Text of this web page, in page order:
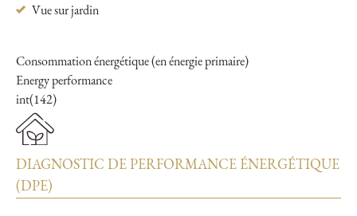
Vue sur jardin
Consommation énergétique (en énergie primaire)
Energy performance
int(142)
DIAGNOSTIC DE PERFORMANCE ÉNERGÉTIQUE
(DPE)